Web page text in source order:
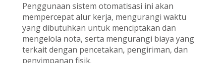
Penggunaan sistem otomatisasi ini akan
mempercepat alur kerja, mengurangi waktu
yang dibutuhkan untuk menciptakan dan
mengelola nota, serta mengurangi biaya yang
terkait dengan pencetakan, pengiriman, dan
penyimpanan fisik.